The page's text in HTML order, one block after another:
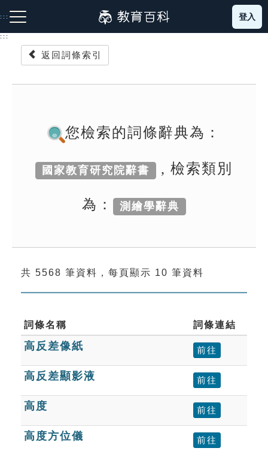
到
主
:::
成語故事
索引選單
單字索引
生命大百科索引
遊戲專區
教學應用
貓頭鷹博士
登入
:::
返回詞條索引
您檢索的詞條辭典為：
國家教育研究院辭書 , 檢索類別
為： 測繪學辭典
共 5568 筆資料，每頁顯示 10 筆資料
詞條名稱 詞條連結
高反差像紙 前往
高反差顯影液 前往
高度 前往
高度方位儀 前往